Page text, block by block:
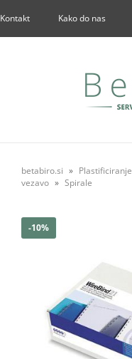
Kontakt Kako do nas
betabiro.si
vezavo
Spirale
-10%